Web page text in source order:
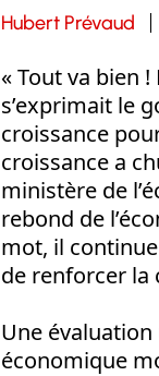
Hubert Prévaud
« Tout va bien
s’exprimait le
croissance
croissance a
ministère de
rebond de
mot, il
de renforcer la
Une
économique